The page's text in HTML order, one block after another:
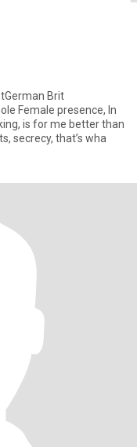
Brit
Female presence, In
is for me better than
secrecy, that’s wha